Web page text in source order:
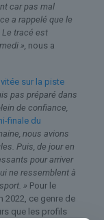
car pas mal
a rappelé que le
Le tracé est
», nous a
sur la piste
pas préparé dans
de confiance,
finale du
nous avions
Puis, de jour en
pour arriver
ne ressemblent à
» Pour le
2022, ce genre de
que les profils